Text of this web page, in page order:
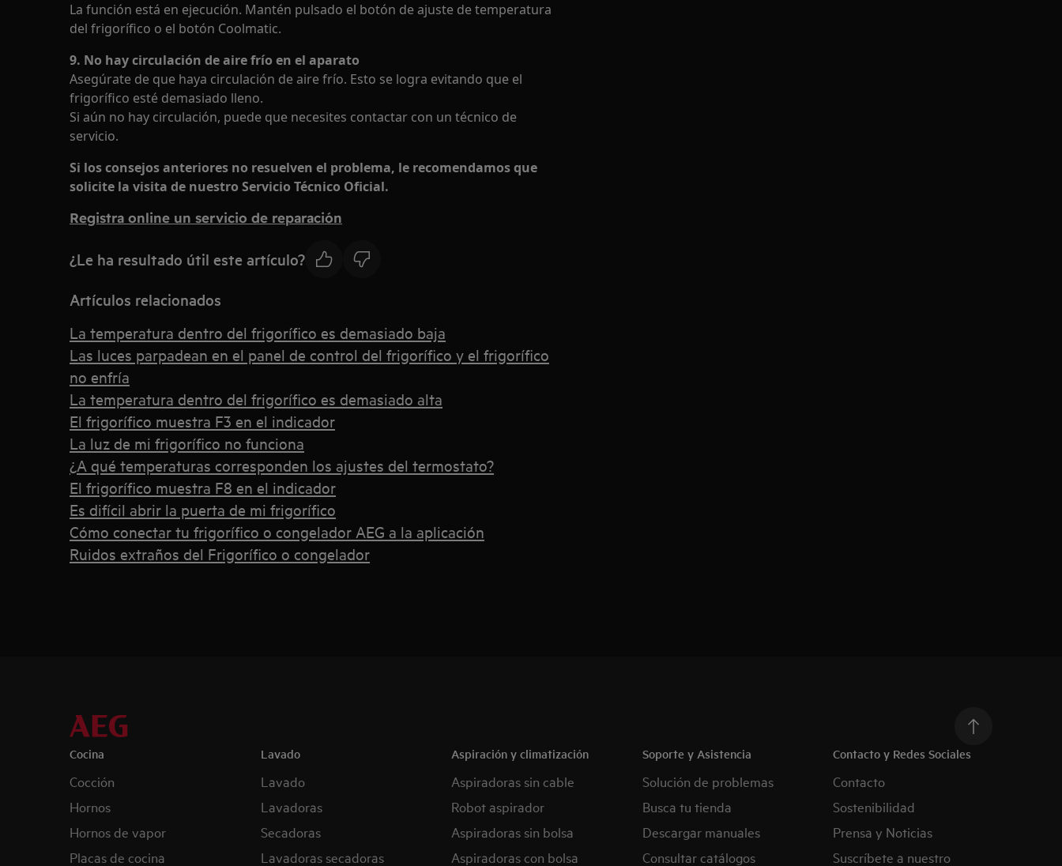
La función está en ejecución. Mantén pulsado el botón de ajuste de temperatura
del frigorífico o el botón Coolmatic.
9. No hay circulación de aire frío en el aparato
Asegúrate de que haya circulación de aire frío. Esto se logra evitando que el
frigorífico esté demasiado lleno.
Si aún no hay circulación, puede que necesites contactar con un técnico de
servicio.
Si los consejos anteriores no resuelven el problema, le recomendamos que
solicite la visita de nuestro Servicio Técnico Oficial.
Registra online un servicio de reparación
¿Le ha resultado útil este artículo?
Artículos relacionados
La temperatura dentro del frigorífico es demasiado baja
Las luces parpadean en el panel de control del frigorífico y el frigorífico
no enfría
La temperatura dentro del frigorífico es demasiado alta
El frigorífico muestra F3 en el indicador
La luz de mi frigorífico no funciona
¿A qué temperaturas corresponden los ajustes del termostato?
El frigorífico muestra F8 en el indicador
Es difícil abrir la puerta de mi frigorífico
Cómo conectar tu frigorífico o congelador AEG a la aplicación
Ruidos extraños del Frigorífico o congelador
Cocina
Cocción
Hornos
Hornos de vapor
Placas de cocina
Lavado
Lavado
Lavadoras
Secadoras
Lavadoras secadoras
Aspiración y climatización
Aspiradoras sin cable
Robot aspirador
Aspiradoras sin bolsa
Aspiradoras con bolsa
Soporte y Asistencia
Solución de problemas
Busca tu tienda
Descargar manuales
Consultar catálogos
Contacto y Redes Sociales
Contacto
Sostenibilidad
Prensa y Noticias
Suscríbete a nuestro